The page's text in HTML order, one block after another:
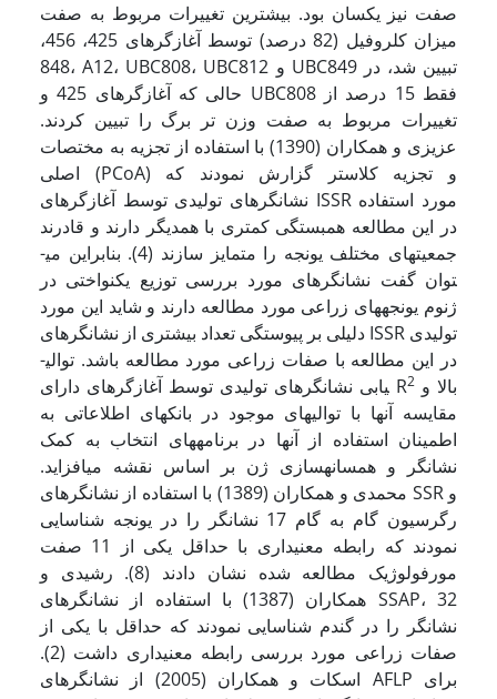
صفت نیز یکسان بود. بیشترین تغییرات مربوط به صفت
میزان کلروفیل (82 درصد) توسط آغازگرهای 425، 456،
848، A12، UBC808، UBC812 و UBC849 تبیین شد، در
حالی که آغازگرهای 425 و UBC808 فقط 15 درصد از
تغییرات مربوط به صفت وزن تر برگ را تبیین کردند.
عزیزی و همکاران (1390) با استفاده از تجزیه به مختصات
اصلی (PCoA) و تجزیه کلاستر گزارش نمودند که
نشانگرهای تولیدی توسط آغازگرهای ISSR مورد استفاده
در این مطالعه همبستگی کمتری با همدیگر دارند و قادرند
جمعیت­های مختلف یونجه را متمایز سازند (4). بنابراین می­
توان گفت نشانگرهای مورد بررسی توزیع یکنواختی در
ژنوم یونجه­های زراعی مورد مطالعه دارند و شاید این مورد
دلیلی بر پیوستگی تعداد بیشتری از نشانگرهای ISSR تولیدی
در این مطالعه با صفات زراعی مورد مطالعه باشد. توالی­
یابی نشانگرهای تولیدی توسط آغازگرهای دارای R2
مقایسه آنها با توالیهای موجود در بانکهای اطلاعاتی به
اطمینان استفاده از آنها در برنامه­های انتخاب به کمک
نشانگر و همسانه­سازی ژن بر اساس نقشه می­افزاید.
محمدی و همکاران (1389) با استفاده از نشانگرهای SSR و
رگرسیون گام به گام 17 نشانگر را در یونجه شناسایی
نمودند که رابطه معنی­داری با حداقل یکی از 11 صفت
مورفولوژیک مطالعه شده نشان دادند (8). رشیدی و
همکاران (1387) با استفاده از نشانگرهای SSAP، 32
نشانگر را در گندم شناسایی نمودند که حداقل با یکی از
صفات زراعی مورد بررسی رابطه معنی­داری داشت (2).
اسکات و همکاران (2005) از نشانگرهای AFLP برای